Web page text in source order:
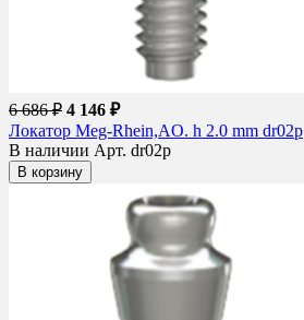
6 686 ₽ 4 146 ₽
Локатор Meg-Rhein,AO. h 2.0 mm dr02p
В наличии Арт. dr02p
В корзину